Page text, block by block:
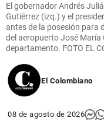
El gobernador Andrés
Gutiérrez (izq.) y el
antes de la posesión para
del aeropuerto José María
departamento. FOTO EL
El Colombiano
08 de agosto de 2026